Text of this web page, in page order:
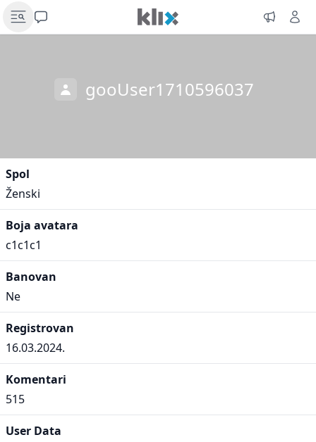
gooUser1710596037
Spol
Ženski
Boja avatara
c1c1c1
Banovan
Ne
Registrovan
16.03.2024.
Komentari
515
User Data